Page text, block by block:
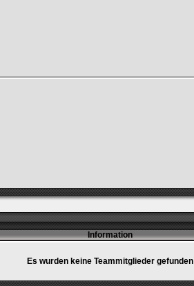
Information
Es wurden keine Teammitglieder gefunden